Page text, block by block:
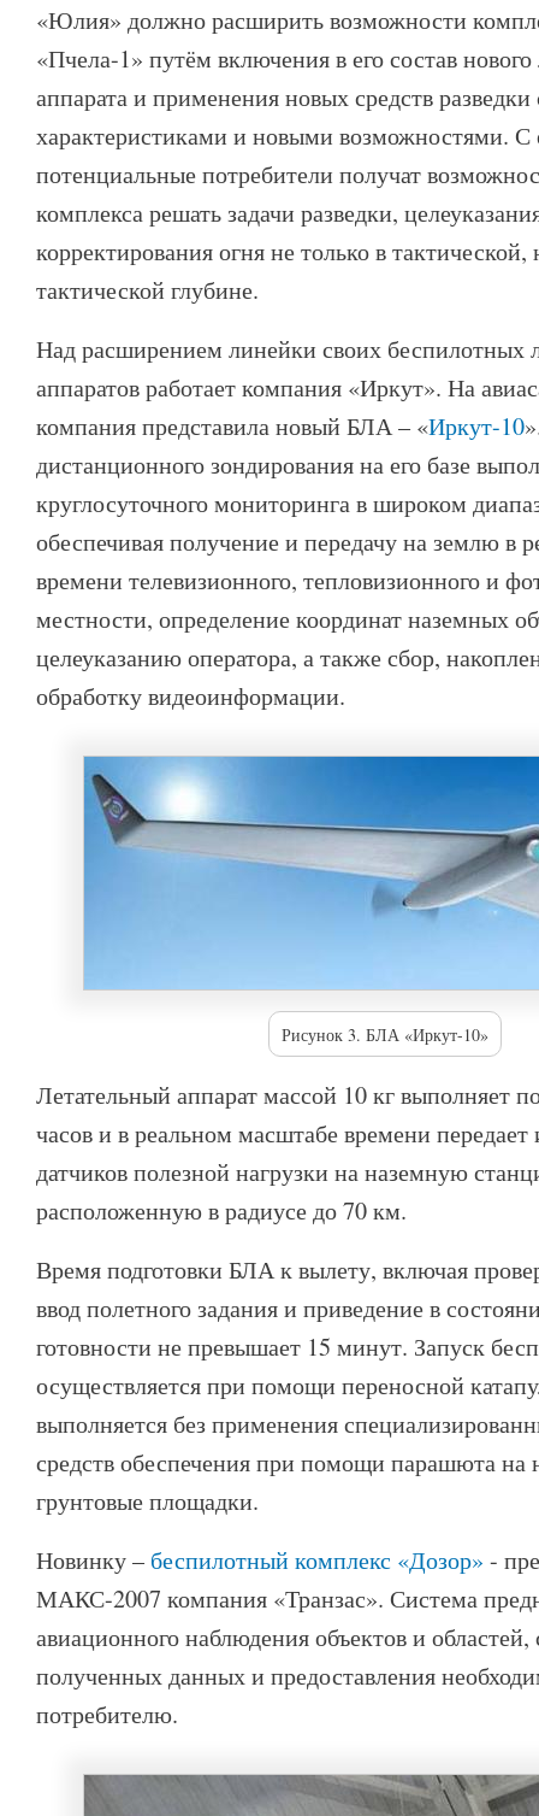
«Юлия» должно расширить возможности
«Пчела-1» путём включения в его состав нового
аппарата и применения новых средств
характеристиками и новыми возможностями. С
потенциальные потребители получат
комплекса решать задачи разведки,
корректирования огня не только в
тактической глубине.
Над расширением линейки своих беспилотных
аппаратов работает компания «Иркут». На
компания представила новый БЛА – «Иркут-10
дистанционного зондирования на его базе
круглосуточного мониторинга в широком
обеспечивая получение и передачу на землю в
времени телевизионного, тепловизионного и
местности, определение координат наземных
целеуказанию оператора, а также сбор,
обработку видеоинформации.
Рисунок 3. БЛА «Иркут-10»
Летательный аппарат массой 10 кг выполняет
часов и в реальном масштабе времени
датчиков полезной нагрузки на наземную
расположенную в радиусе до 70 км.
Время подготовки БЛА к вылету, включая
ввод полетного задания и приведение в
готовности не превышает 15 минут. Запуск
осуществляется при помощи переносной
выполняется без применения
средств обеспечения при помощи парашюта на
грунтовые площадки.
Новинку – беспилотный комплекс «Дозор» -
МАКС-2007 компания «Транзас». Система
авиационного наблюдения объектов и
полученных данных и предоставления
потребителю.